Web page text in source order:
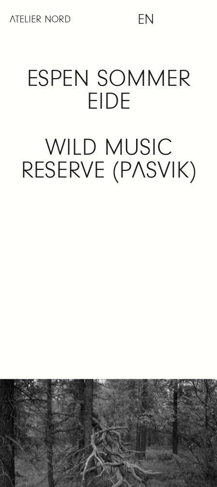
ATELIER NORD EN
ESPEN SOMMER
EIDE
WILD MUSIC
RESERVE (PASVIK)
Dato:07.11.25 – 14.12.25
Sted:Atelier Nord, Olaf Ryes plass 2 (inngang
fra Sofienberggata)
Velkommen til utstillingsåpning torsdag 6.
november kl. 18.00.
_